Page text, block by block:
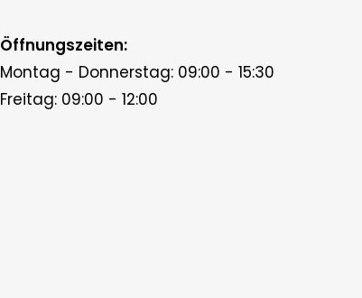
Öffnungszeiten:
Montag - Donnerstag: 09:00 - 15:30
Freitag: 09:00 - 12:00